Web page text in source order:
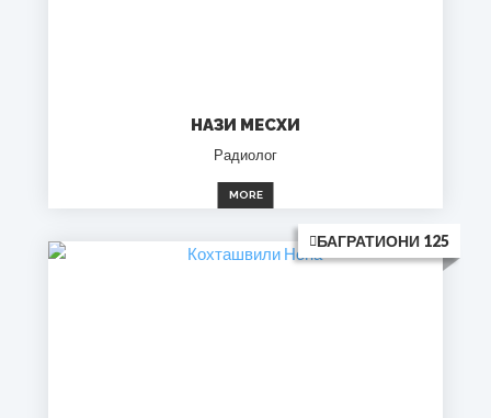
НАЗИ МЕСХИ
Радиолог
MORE
БАГРАТИОНИ 125